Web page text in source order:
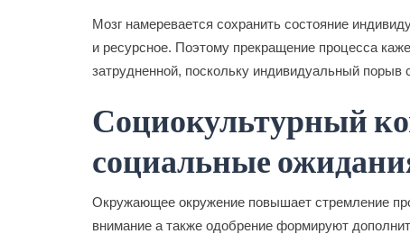
Мозг намеревается сохранить состояние
и ресурсное. Поэтому прекращение процесса
затрудненной, поскольку индивидуальный порыв
Социокультурный
социальные
Окружающее окружение повышает стремление
внимание а также одобрение формируют